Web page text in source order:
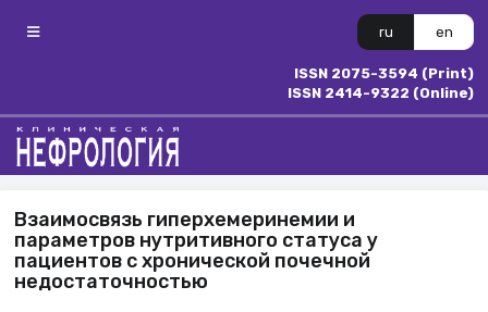
ru en
ISSN 2075-3594 (Print)
ISSN 2414-9322 (Online)
Взаимосвязь гиперхемеринемии и
параметров нутритивного статуса у
пациентов с хронической почечной
недостаточностью